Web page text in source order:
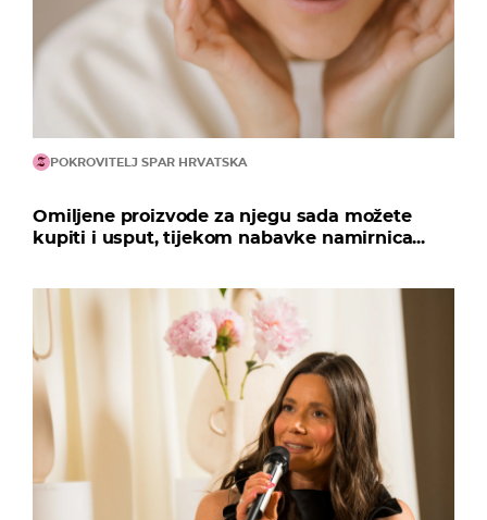
POKROVITELJ SPAR HRVATSKA
Omiljene proizvode za njegu sada možete
kupiti i usput, tijekom nabavke namirnica...